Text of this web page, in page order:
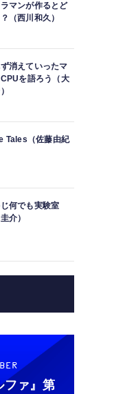
マンが作るとど
（西川和久）
消えていったマ
を語ろう（大
Tales（佐藤由紀
何でも実験室
介）
ァ』 第